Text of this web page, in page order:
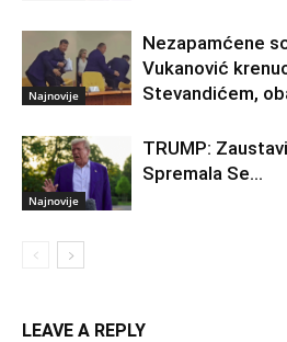
Najnovije
Nezapamćene
Vukanović
Stevandićem,
Najnovije
TRUMP:
Spremala Se…
LEAVE A REPLY